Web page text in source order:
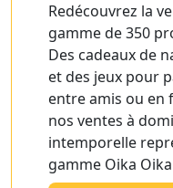
Redécouvrez la
gamme de 350
Des cadeaux de
et des jeux pour
entre amis ou en
nos ventes à
intemporelle
gamme Oika